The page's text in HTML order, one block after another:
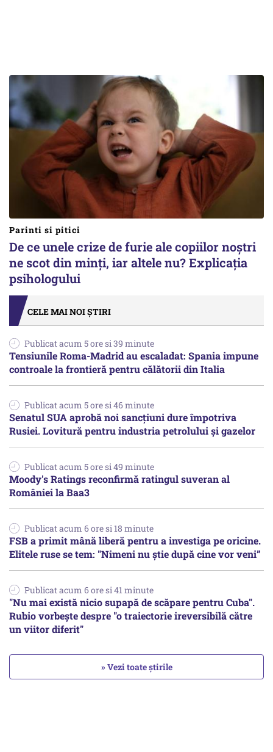
Parinti si pitici
De ce unele crize de furie ale copiilor noștri
ne scot din minți, iar altele nu? Explicația
psihologului
CELE MAI NOI ȘTIRI
Publicat acum 5 ore si 39 minute
Tensiunile Roma-Madrid au escaladat: Spania impune
controale la frontieră pentru călătorii din Italia
Publicat acum 5 ore si 46 minute
Senatul SUA aprobă noi sancțiuni dure împotriva
Rusiei. Lovitură pentru industria petrolului și gazelor
Publicat acum 5 ore si 49 minute
Moody's Ratings reconfirmă ratingul suveran al
României la Baa3
Publicat acum 6 ore si 18 minute
FSB a primit mână liberă pentru a investiga pe oricine.
Elitele ruse se tem: "Nimeni nu știe după cine vor veni”
Publicat acum 6 ore si 41 minute
"Nu mai există nicio supapă de scăpare pentru Cuba".
Rubio vorbește despre "o traiectorie ireversibilă către
un viitor diferit"
» Vezi toate știrile